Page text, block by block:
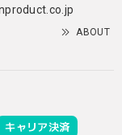
ABOUT
キャリア決済